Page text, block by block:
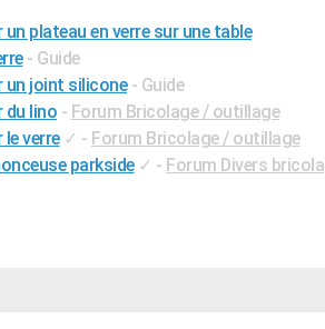
plateau en verre sur une table
- Guide
un joint silicone - Guide
du lino - Forum Bricolage / outillage
verre ✓ - Forum Bricolage / outillage
parkside ✓ - Forum Divers